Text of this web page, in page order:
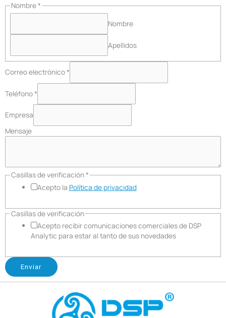
Nombre*
Nombre
Apellidos
Correo electrónico*
Teléfono*
Empresa
Mensaje
Casillas de verificación*
Acepto la Política de privacidad
Casillas de verificación
Acepto recibir comunicaciones comerciales de DSP
Analytic para estar al tanto de sus novedades
Enviar